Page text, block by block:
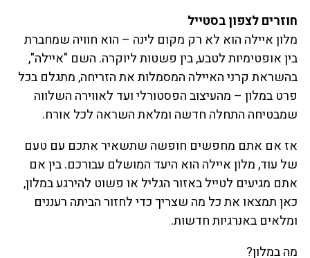
חוזרים לצפון בסטייל
מלון איילה הוא לא רק מקום לינה – הוא חוויה שמחברת
בין אופטימיות לטבע, בין פשטות ליוקרה. השם "איילה",
בהשראת קרני האיילה המסמלות את הזריחה, מתגלם בכל
פרט במלון – מהעיצוב הפסטורלי ועד לאווירה השלווה
שמבטיחה התחלה חדשה ומלאת השראה לכל אורח.
אז אם אתם מחפשים חופשה שתשאיר אתכם עם טעם
של עוד, מלון איילה הוא היעד המושלם עבורכם. בין אם
אתם מגיעים לטייל באזור הגליל או פשוט להירגע במלון,
כאן תמצאו את כל מה שצריך כדי לחזור הביתה רעננים
ומלאים באנרגיות חדשות.
מה במלון?